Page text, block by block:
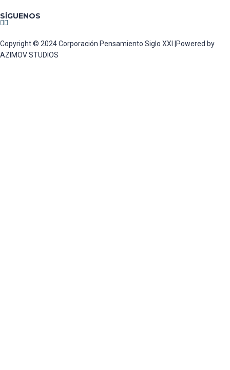
SÍGUENOS
Copyright © 2024 Corporación Pensamiento Siglo XXI |Powered by
AZIMOV STUDIOS